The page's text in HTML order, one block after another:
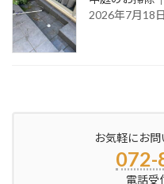
2026年7月18日
お気軽にお問
電話受